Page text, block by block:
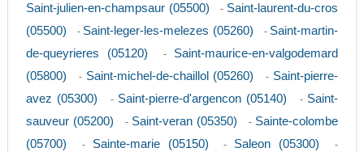
Saint-julien-en-champsaur (05500) - Saint-laurent-du-cros
(05500)
- Saint-leger-les-melezes (05260) - Saint-martin-
de-queyrieres (05120)
- Saint-maurice-en-valgodemard
(05800)
- Saint-michel-de-chaillol (05260) - Saint-pierre-
avez (05300)
- Saint-pierre-d'argencon (05140) - Saint-
sauveur (05200)
- Saint-veran (05350) - Sainte-colombe
(05700)
- Sainte-marie (05150) - Saleon (05300) -